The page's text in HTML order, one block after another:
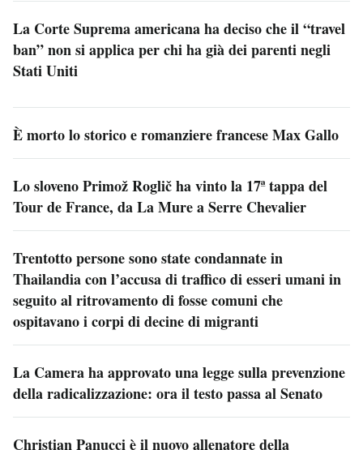
La Corte Suprema americana ha deciso che il “travel
ban” non si applica per chi ha già dei parenti negli
Stati Uniti
È morto lo storico e romanziere francese Max Gallo
Lo sloveno Primož Roglič ha vinto la 17ª tappa del
Tour de France, da La Mure a Serre Chevalier
Trentotto persone sono state condannate in
Thailandia con l’accusa di traffico di esseri umani in
seguito al ritrovamento di fosse comuni che
ospitavano i corpi di decine di migranti
La Camera ha approvato una legge sulla prevenzione
della radicalizzazione: ora il testo passa al Senato
Christian Panucci è il nuovo allenatore della